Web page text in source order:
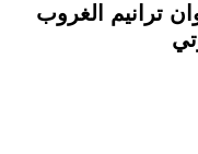
ترانيم الغروب